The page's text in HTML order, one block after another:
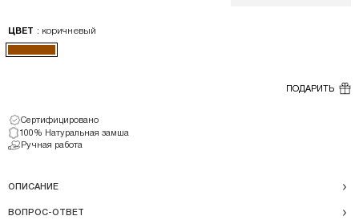
ЦВЕТ : коричневый
ПОДАРИТЬ
Сертифицировано
100% Натуральная замша
Ручная работа
ОПИСАНИЕ
ВОПРОС-ОТВЕТ